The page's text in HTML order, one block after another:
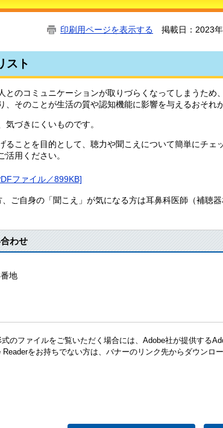
印刷用ページを表示する 掲載日：2023
スト
とのコミュニケーションが取りづらくなってしまうため
、そのことが生活の質や認知機能に影響を与えるおそれ
づきにくいものです。
ることを目的として、聴力や聞こえについて簡単にチェ
活用ください。
ファイル／899KB]
、ご自身の「聞こえ」が気になる方は耳鼻科医師（補聴
わせ
地
式のファイルをご覧いただく場合には、Adobe社が提供する
Readerをお持ちでない方は、バナーのリンク先からダウンロ